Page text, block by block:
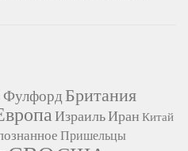
Британия
ИзраильИран Китай
Пришельцы